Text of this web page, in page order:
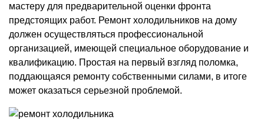
мастеру для предварительной оценки фронта
предстоящих работ. Ремонт холодильников на дому
должен осуществляться профессиональной
организацией, имеющей специальное оборудование и
квалификацию. Простая на первый взгляд поломка,
поддающаяся ремонту собственными силами, в итоге
может оказаться серьезной проблемой.